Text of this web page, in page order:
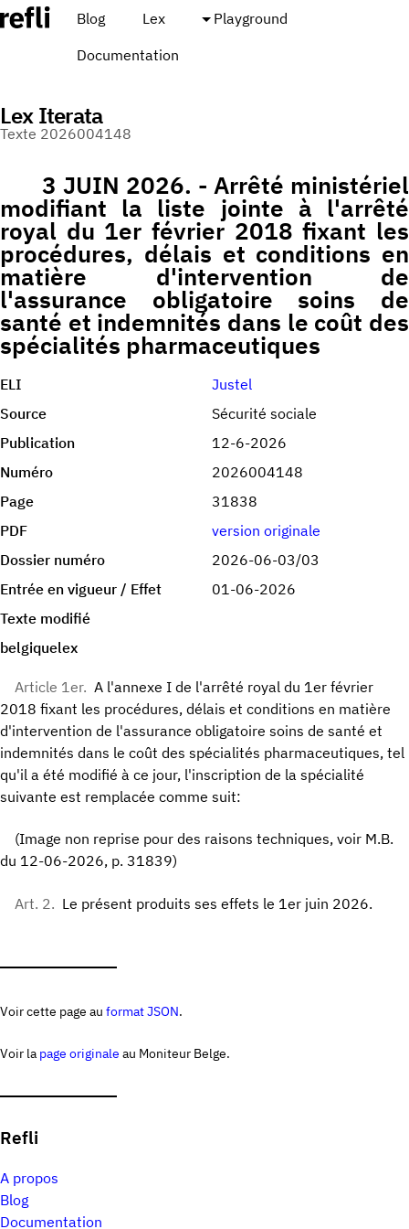
Blog Lex
Playground
Documentation
Lex Iterata
Texte 2026004148
3 JUIN 2026. - Arrêté ministériel
modifiant la liste jointe à l'arrêté
royal du 1er février 2018 fixant les
procédures, délais et conditions en
matière d'intervention de
l'assurance obligatoire soins de
santé et indemnités dans le coût des
spécialités pharmaceutiques
ELI
Justel
Source
Sécurité sociale
Publication
12-6-2026
Numéro
2026004148
Page
31838
PDF
version originale
Dossier numéro
2026-06-03/03
Entrée en vigueur / Effet
01-06-2026
Texte modifié
belgiquelex
Article 1er. A l'annexe I de l'arrêté royal du 1er février
2018 fixant les procédures, délais et conditions en matière
d'intervention de l'assurance obligatoire soins de santé et
indemnités dans le coût des spécialités pharmaceutiques, tel
qu'il a été modifié à ce jour, l'inscription de la spécialité
suivante est remplacée comme suit:
(Image non reprise pour des raisons techniques, voir M.B.
du 12-06-2026, p. 31839)
Art. 2. Le présent produits ses effets le 1er juin 2026.
Voir cette page au format JSON.
Voir la page originale au Moniteur Belge.
Refli
A propos
Blog
Documentation